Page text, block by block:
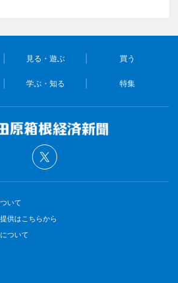
見る・遊ぶ 買う
学ぶ・知る 特集
いて
供はこちらから
ついて